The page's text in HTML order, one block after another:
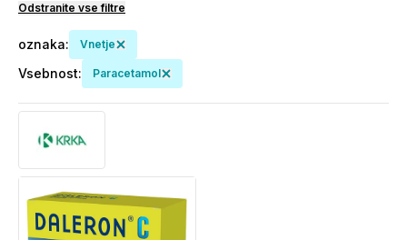
Odstranite vse filtre
oznaka: Vnetje
Vsebnost: Paracetamol